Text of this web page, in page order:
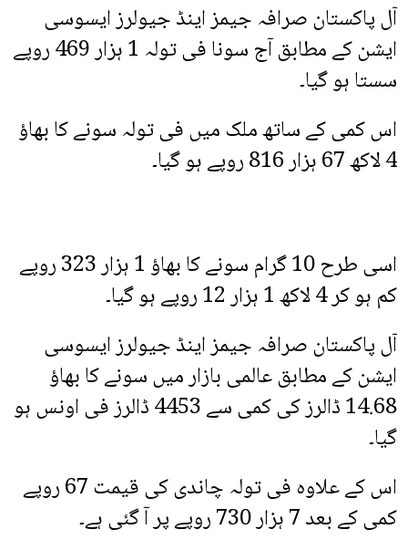
آل پاکستان صرافہ جیمز اینڈ جیولرز ایسوسی
ایشن کے مطابق آج سونا فی تولہ 1 ہزار 469 روپے
سستا ہو گیا۔
اس کمی کے ساتھ ملک میں فی تولہ سونے کا بھاؤ
4 لاکھ 67 ہزار 816 روپے ہو گیا۔
اسی طرح 10 گرام سونے کا بھاؤ 1 ہزار 323 روپے
کم ہو کر 4 لاکھ 1 ہزار 12 روپے ہو گیا۔
آل پاکستان صرافہ جیمز اینڈ جیولرز ایسوسی
ایشن کے مطابق عالمی بازار میں سونے کا بھاؤ
14.68 ڈالرز کی کمی سے 4453 ڈالرز فی اونس ہو
گیا۔
اس کے علاوہ فی تولہ چاندی کی قیمت 67 روپے
کمی کے بعد 7 ہزار 730 روپے پر آ گئی ہے۔